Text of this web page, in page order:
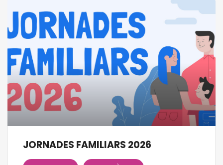
JORNADES FAMILIARS 2026